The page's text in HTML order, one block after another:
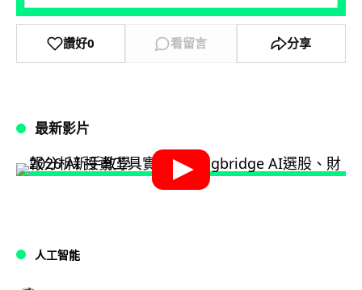
讚好0 看留言 分享
最新影片
人工智能